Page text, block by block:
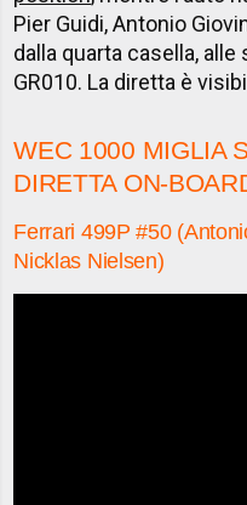
Pier Guidi, Antonio
dalla quarta casella,
GR010. La diretta è
WEC 1000 MIGLIA
DIRETTA ON-
Ferrari 499P #50
Nicklas Nielsen)